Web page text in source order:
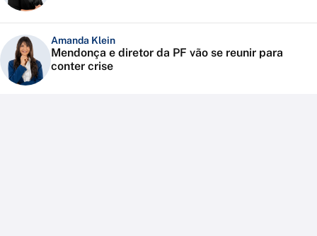
Amanda Klein
Mendonça e diretor da PF vão se reunir para
conter crise